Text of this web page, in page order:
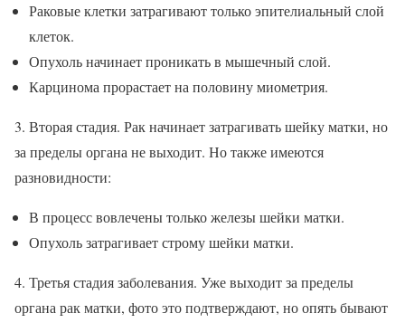
Раковые клетки затрагивают только эпителиальный слой
клеток.
Опухоль начинает проникать в мышечный слой.
Карцинома прорастает на половину миометрия.
3. Вторая стадия. Рак начинает затрагивать шейку матки, но
за пределы органа не выходит. Но также имеются
разновидности:
В процесс вовлечены только железы шейки матки.
Опухоль затрагивает строму шейки матки.
4. Третья стадия заболевания. Уже выходит за пределы
органа рак матки, фото это подтверждают, но опять бывают